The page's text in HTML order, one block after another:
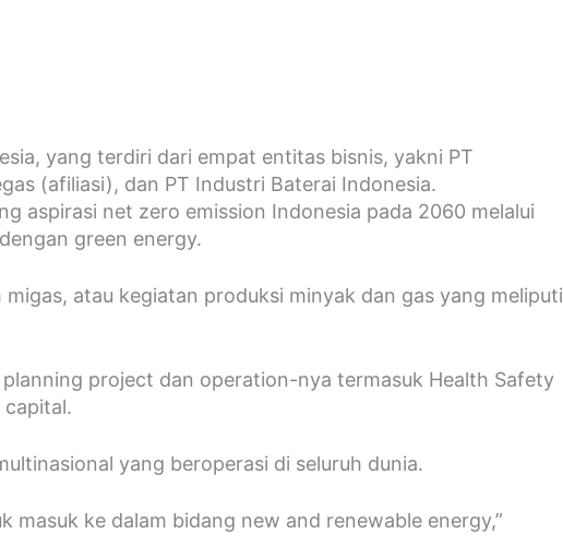
yang terdiri dari empat entitas bisnis, yakni PT
(afiliasi), dan PT Industri Baterai Indonesia.
aspirasi net zero emission Indonesia pada 2060 melalui
green energy.
atau kegiatan produksi minyak dan gas yang meliputi
project dan operation-nya termasuk Health Safety
yang beroperasi di seluruh dunia.
masuk ke dalam bidang new and renewable energy,”